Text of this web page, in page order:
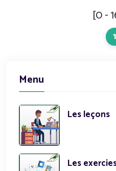
[0 -
1
Menu
Les leçons
Les